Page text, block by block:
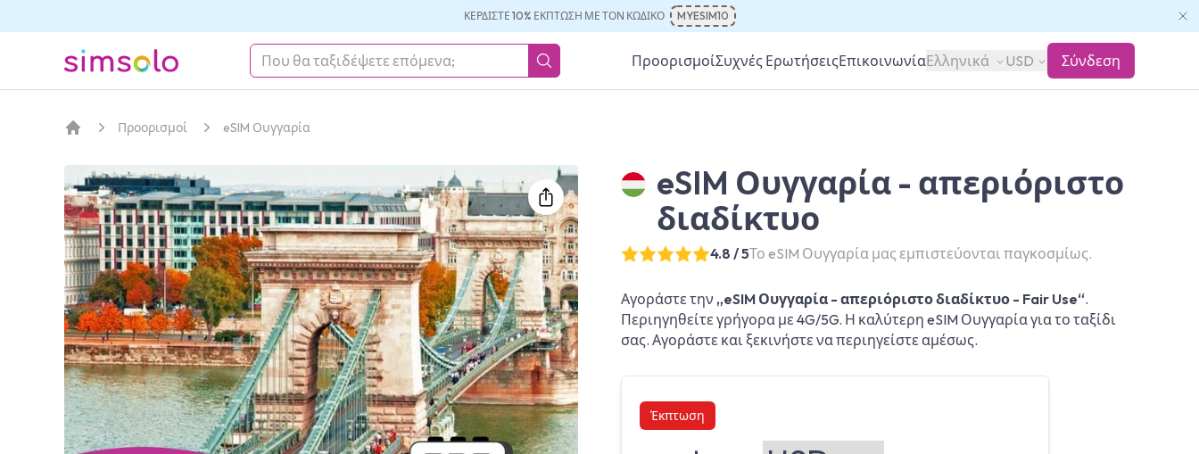
ΚΕΡΔΊΣΤΕ 10% ΈΚΠΤΩΣΗ ΜΕ ΤΟΝ ΚΩΔΙΚΌ MYESIM10
simsolo ΠροορισμοίΣυχνές ΕρωτήσειςΕπικοινωνίαΕλληνικά USD Σύνδεση
Προορισμοί eSIM Ουγγαρία
eSIM Ουγγαρία - απεριόριστο
διαδίκτυο
4.8 / 5Το eSIM Ουγγαρία μας εμπιστεύονται παγκοσμίως.
Αγοράστε την „eSIM Ουγγαρία - απεριόριστο διαδίκτυο - Fair Use“.
Περιηγηθείτε γρήγορα με 4G/5G. Η καλύτερη eSIM Ουγγαρία για το ταξίδι
σας. Αγοράστε και ξεκινήστε να περιηγείστε αμέσως.
Έκπτωση